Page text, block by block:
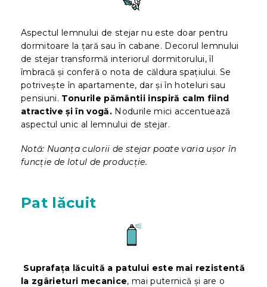
Aspectul lemnului de stejar nu este doar pentru
dormitoare la țară sau în cabane. Decorul lemnului
de stejar transformă interiorul dormitorului, îl
îmbracă și conferă o nota de căldura spațiului. Se
potrivește în apartamente, dar și în hoteluri sau
pensiuni. Tonurile pământii inspiră calm fiind
atractive șiîn vogă. Nodurile mici accentuează
aspectul unic al lemnului de stejar.
Notă: Nuanța culorii de stejar poate varia ușor în
funcție de lotul de producție.
Pat lăcuit
Suprafața lăcuită a patului este mai rezistentă
la zgârieturi mecanice, mai puternică și are o